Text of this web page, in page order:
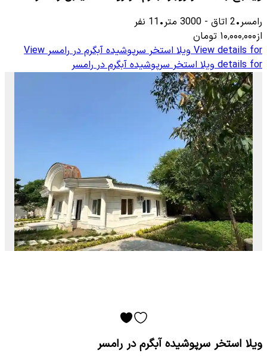
رامسر•
2 اتاق -
3000 متر•
11 نفر
از۱۰٬۰۰۰٬۰۰۰ تومان
View details for ویلا استخر سرپوشیده آبگرم در رامسرView
details for ویلا استخر سرپوشیده آبگرم در رامسر
ویلا استخر سرپوشیده آبگرم در رامسر